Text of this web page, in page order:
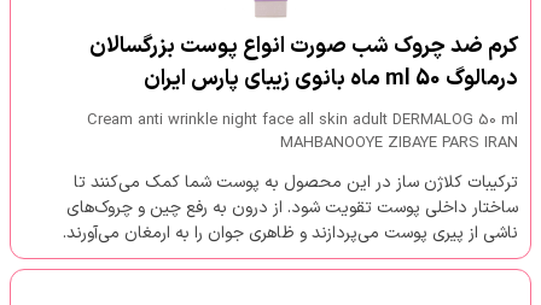
کرم ضد چروک شب صورت انواع پوست بزرگسالان
درمالوگ 50 ml ماه بانوی زیبای پارس ایران
Cream anti wrinkle night face all skin adult DERMALOG 50 ml
MAHBANOOYE ZIBAYE PARS IRAN
ترکیبات کلاژن ساز در این محصول به پوست شما کمک می‌کنند تا
ساختار داخلی پوست تقویت شود. از درون به رفع چین و چروک‌های
ناشی از پیری پوست می‌پردازند و ظاهری جوان را به ارمغان می‌آورند.